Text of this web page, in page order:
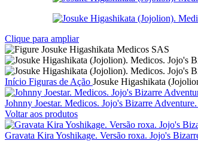
Clique para ampliar
Início Figuras de Ação Josuke Higashikata
Johnny Joestar. Medicos. Jojo's Bizarre Adventure.
Voltar aos produtos
Gravata Kira Yoshikage. Versão roxa. Jojo's